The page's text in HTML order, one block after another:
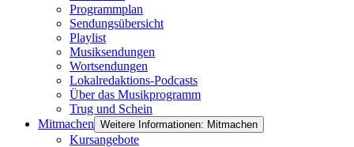
Programmplan
Sendungsübersicht
Playlist
Musiksendungen
Wortsendungen
Lokalredaktions-Podcasts
Über das Musikprogramm
Trug und Schein
Mitmachen Weitere Informationen: Mitmachen
Kursangebote